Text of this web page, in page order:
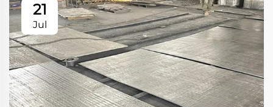
21
Jul